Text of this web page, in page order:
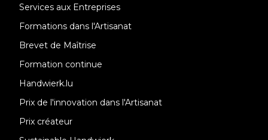
Services aux Entreprises
Formations dans l'Artisanat
Brevet de Maîtrise
Formation continue
Handwierk.lu
Prix de l'innovation dans l'Artisanat
Prix créateur